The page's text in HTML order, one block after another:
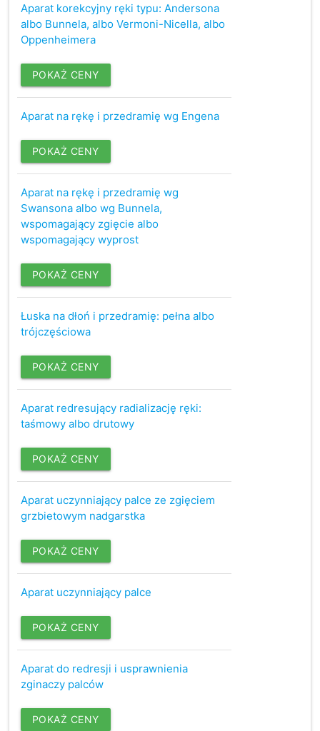
Aparat korekcyjny ręki typu: Andersona
albo Bunnela, albo Vermoni-Nicella, albo
Oppenheimera
POKAŻ CENY
Aparat na rękę i przedramię wg Engena
POKAŻ CENY
Aparat na rękę i przedramię wg
Swansona albo wg Bunnela,
wspomagający zgięcie albo
wspomagający wyprost
POKAŻ CENY
Łuska na dłoń i przedramię: pełna albo
trójczęściowa
POKAŻ CENY
Aparat redresujący radializację ręki:
taśmowy albo drutowy
POKAŻ CENY
Aparat uczynniający palce ze zgięciem
grzbietowym nadgarstka
POKAŻ CENY
Aparat uczynniający palce
POKAŻ CENY
Aparat do redresji i usprawnienia
zginaczy palców
POKAŻ CENY